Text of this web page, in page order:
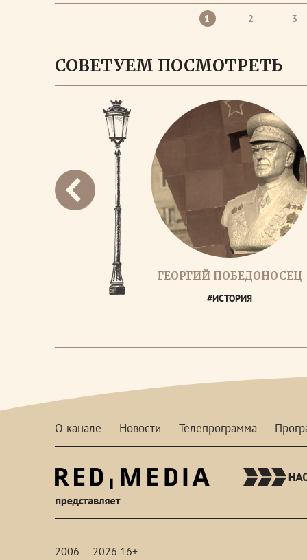
1 2 3
СОВЕТУЕМ ПОСМОТРЕТЬ
ГЕОРГИЙ ПОБЕДОНОСЕЦ
#ИСТОРИЯ
О канале Новости Телепрограмма
2006 — 2026 16+